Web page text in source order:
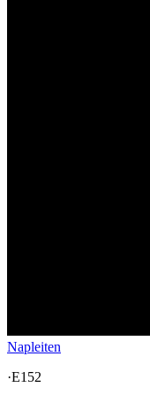
Napleiten
·E152